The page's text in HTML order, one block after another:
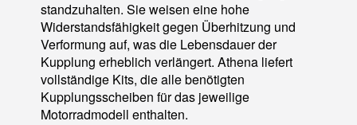
standzuhalten. Sie weisen eine hohe
Widerstandsfähigkeit gegen Überhitzung und
Verformung auf, was die Lebensdauer der
Kupplung erheblich verlängert. Athena liefert
vollständige Kits, die alle benötigten
Kupplungsscheiben für das jeweilige
Motorradmodell enthalten.